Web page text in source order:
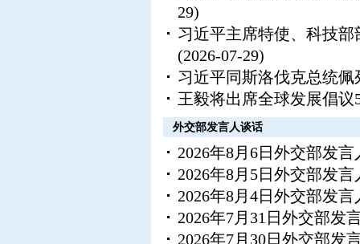
29)
习近平主席特使、科技
(2026-07-29)
习近平同斯洛伐克总统佩
王毅将出席全球发展倡议
外交部发言人谈话
2026年8月6日外交部发
2026年8月5日外交部发
2026年8月4日外交部发
2026年7月31日外交部发
2026年7月30日外交部发